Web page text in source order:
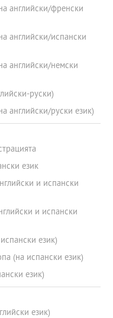
английски/френски
английски/испански
английски/немски
руски)
английски/руски език)
език
и испански
и испански
език)
(на испански език)
език)
език)